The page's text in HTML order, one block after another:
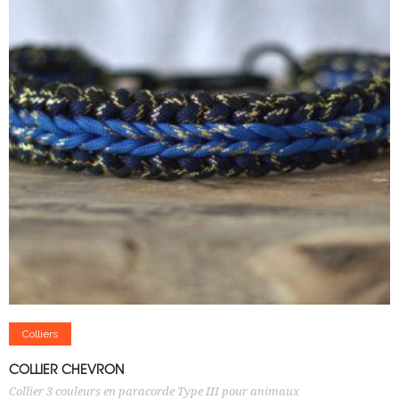
Ajouter au panier
Colliers
COLLIER CHEVRON
Collier 3 couleurs en paracorde Type III pour animaux